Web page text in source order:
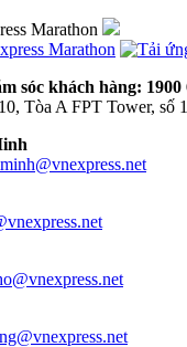
Marathon
sóc khách hàng: 1900
Tòa A FPT Tower, số